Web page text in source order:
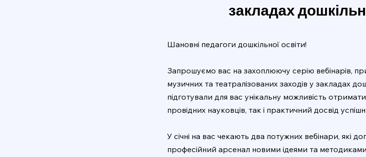
закладах
Шановні педагоги дошкільної освіти!
Запрошуємо вас на захоплюючу серію вебінарів,
музичних та театралізованих заходів у закладах
підготували для вас унікальну можливість
провідних науковців, так і практичний досвід
У січні на вас чекають два потужних вебінари, які
професійний арсенал новими ідеями та